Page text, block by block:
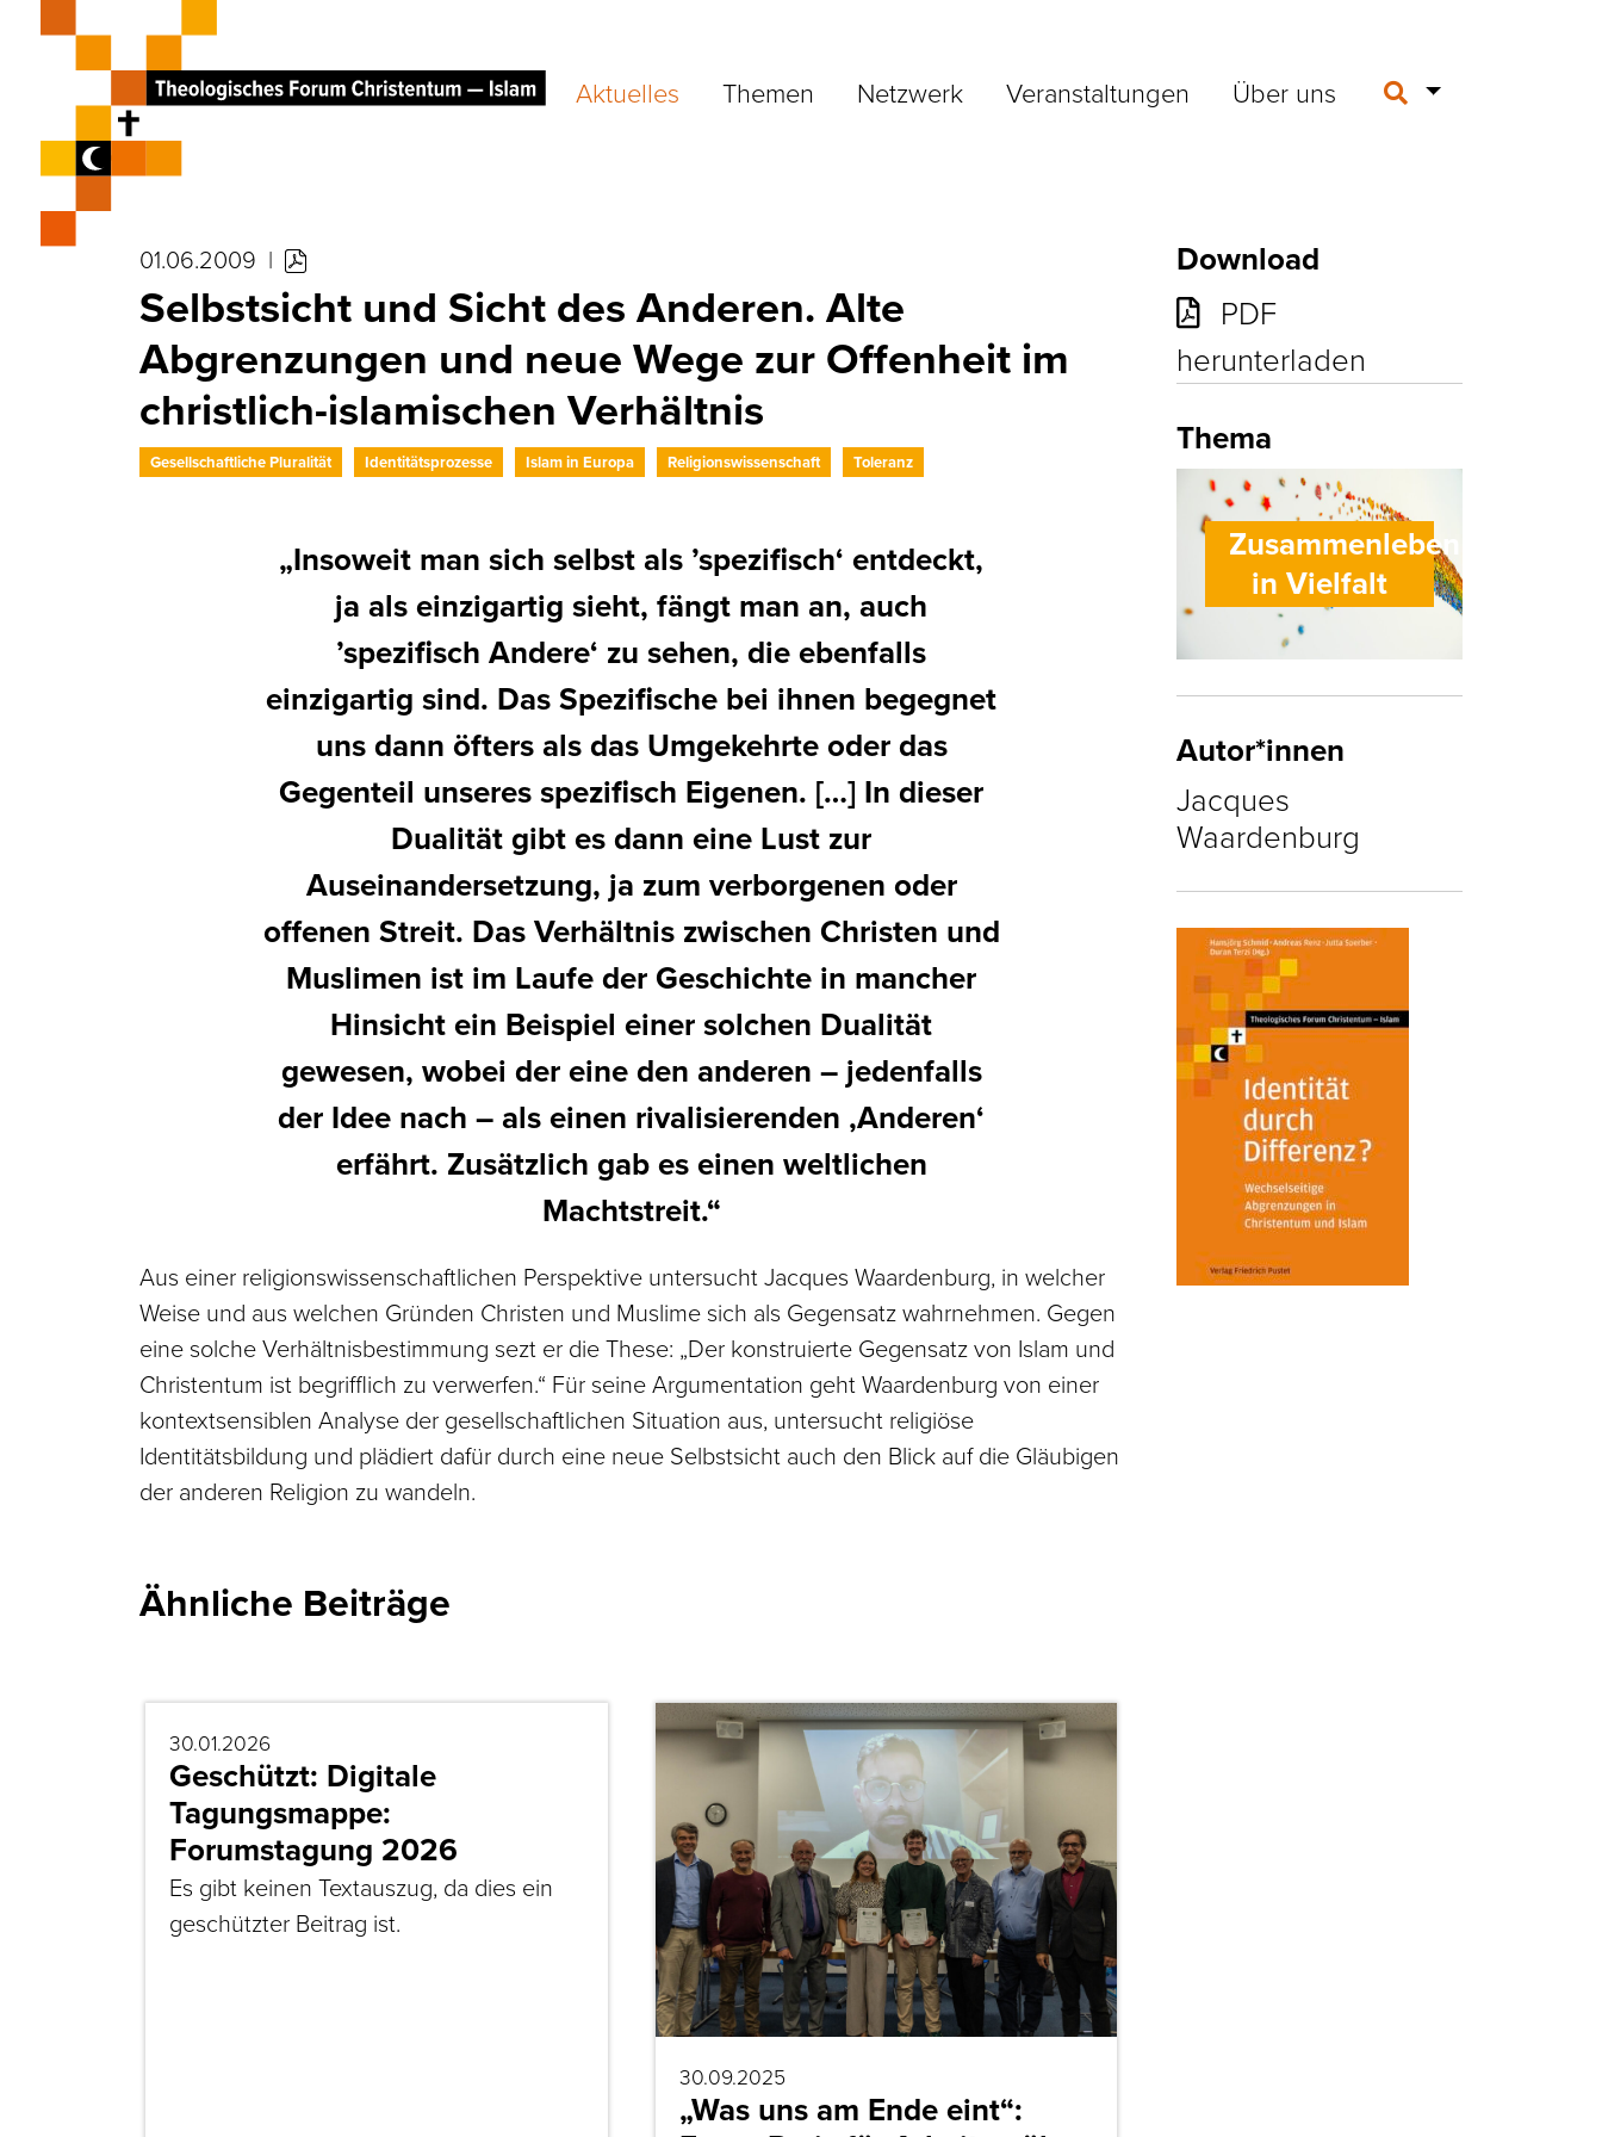
Aktuelles Themen Netzwerk Veranstaltungen Über uns
01.06.2009 |
Selbstsicht und Sicht des Anderen. Alte
Abgrenzungen und neue Wege zur Offenheit im
christlich-islamischen Verhältnis
Gesellschaftliche Pluralität Identitätsprozesse Islam in Europa Religionswissenschaft Toleranz
„Insoweit man sich selbst als ’spezifisch‘ entdeckt,
ja als einzigartig sieht, fängt man an, auch
’spezifisch Andere‘ zu sehen, die ebenfalls
einzigartig sind. Das Spezifische bei ihnen begegnet
uns dann öfters als das Umgekehrte oder das
Gegenteil unseres spezifisch Eigenen. […] In dieser
Dualität gibt es dann eine Lust zur
Auseinandersetzung, ja zum verborgenen oder
offenen Streit. Das Verhältnis zwischen Christen und
Muslimen ist im Laufe der Geschichte in mancher
Hinsicht ein Beispiel einer solchen Dualität
gewesen, wobei der eine den anderen – jedenfalls
der Idee nach – als einen rivalisierenden ‚Anderen‘
erfährt. Zusätzlich gab es einen weltlichen
Machtstreit.“
Aus einer religionswissenschaftlichen Perspektive untersucht Jacques Waardenburg, in welcher
Weise und aus welchen Gründen Christen und Muslime sich als Gegensatz wahrnehmen. Gegen
eine solche Verhältnisbestimmung sezt er die These: „Der konstruierte Gegensatz von Islam und
Christentum ist begrifflich zu verwerfen.“ Für seine Argumentation geht Waardenburg von einer
kontextsensiblen Analyse der gesellschaftlichen Situation aus, untersucht religiöse
Identitätsbildung und plädiert dafür durch eine neue Selbstsicht auch den Blick auf die Gläubigen
der anderen Religion zu wandeln.
Ähnliche Beiträge
30.01.2026
Geschützt: Digitale
Tagungsmappe:
Forumstagung 2026
Es gibt keinen Textauszug, da dies ein
geschützter Beitrag ist.
30.09.2025
„Was uns am Ende eint“:
Download
PDF
herunterladen
Thema
Zusammenleben
in Vielfalt
Autor*innen
Jacques
Waardenburg